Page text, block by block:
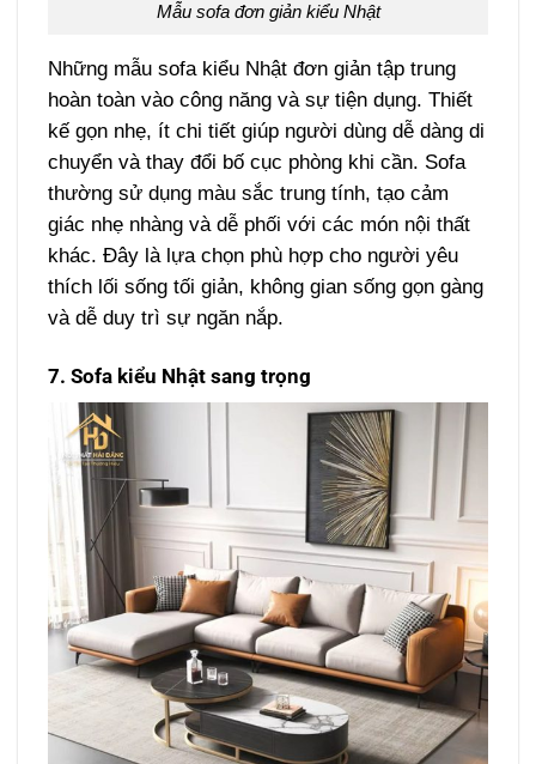
Mẫu sofa đơn giản kiểu Nhật
Những mẫu sofa kiểu Nhật đơn giản tập trung
hoàn toàn vào công năng và sự tiện dụng. Thiết
kế gọn nhẹ, ít chi tiết giúp người dùng dễ dàng di
chuyển và thay đổi bố cục phòng khi cần. Sofa
thường sử dụng màu sắc trung tính, tạo cảm
giác nhẹ nhàng và dễ phối với các món nội thất
khác. Đây là lựa chọn phù hợp cho người yêu
thích lối sống tối giản, không gian sống gọn gàng
và dễ duy trì sự ngăn nắp.
7. Sofa kiểu Nhật sang trọng